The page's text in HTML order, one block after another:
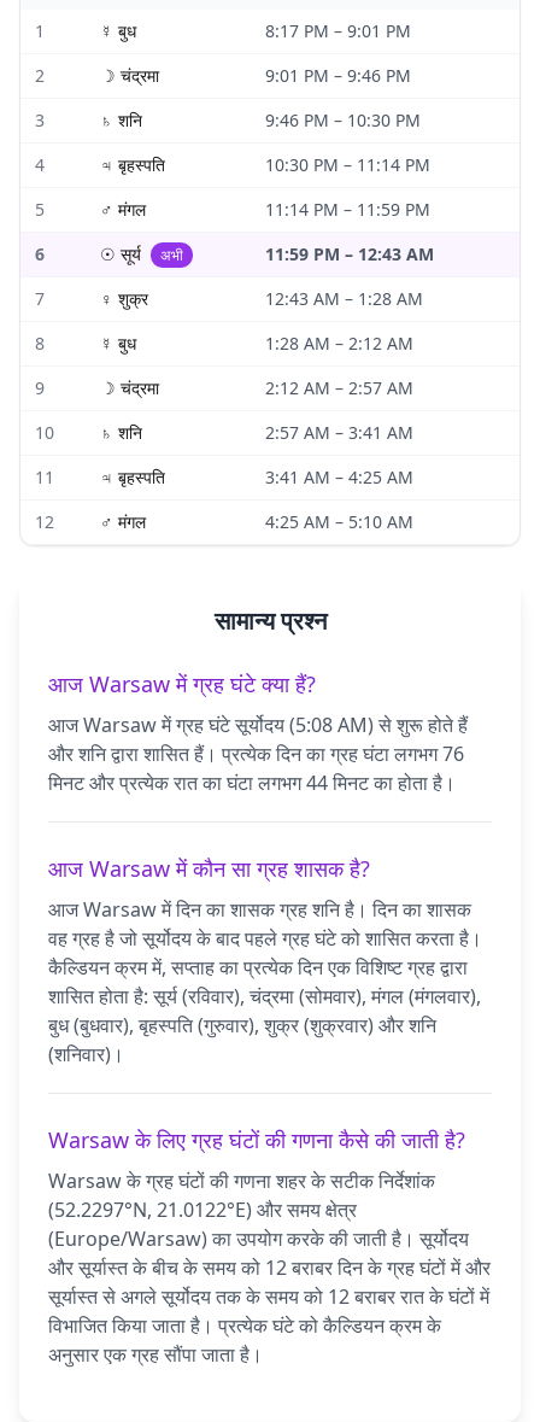
1 ☿ बुध 8:17 PM – 9:01 PM
2
☽ चंद्रमा 9:01 PM – 9:46 PM
3
♄ शनि 9:46 PM – 10:30 PM
4
♃ बृहस्पति 10:30 PM – 11:14 PM
5
♂ मंगल 11:14 PM – 11:59 PM
6
☉ सूर्य अभी 11:59 PM – 12:43 AM
7
♀ शुक्र 12:43 AM – 1:28 AM
8
☿ बुध 1:28 AM – 2:12 AM
9
☽ चंद्रमा 2:12 AM – 2:57 AM
10
♄ शनि 2:57 AM – 3:41 AM
11
♃ बृहस्पति 3:41 AM – 4:25 AM
12
♂ मंगल 4:25 AM – 5:10 AM
सामान्य प्रश्न
आज Warsaw में ग्रह घंटे क्या हैं?
आज Warsaw में ग्रह घंटे सूर्योदय (5:08 AM) से शुरू होते हैं
और शनि द्वारा शासित हैं। प्रत्येक दिन का ग्रह घंटा लगभग 76
मिनट और प्रत्येक रात का घंटा लगभग 44 मिनट का होता है।
आज Warsaw में कौन सा ग्रह शासक है?
आज Warsaw में दिन का शासक ग्रह शनि है। दिन का शासक
वह ग्रह है जो सूर्योदय के बाद पहले ग्रह घंटे को शासित करता है।
कैल्डियन क्रम में, सप्ताह का प्रत्येक दिन एक विशिष्ट ग्रह द्वारा
शासित होता है: सूर्य (रविवार), चंद्रमा (सोमवार), मंगल (मंगलवार),
बुध (बुधवार), बृहस्पति (गुरुवार), शुक्र (शुक्रवार) और शनि
(शनिवार)।
Warsaw के लिए ग्रह घंटों की गणना कैसे की जाती है?
Warsaw के ग्रह घंटों की गणना शहर के सटीक निर्देशांक
(52.2297°N, 21.0122°E) और समय क्षेत्र
(Europe/Warsaw) का उपयोग करके की जाती है। सूर्योदय
और सूर्यास्त के बीच के समय को 12 बराबर दिन के ग्रह घंटों में और
सूर्यास्त से अगले सूर्योदय तक के समय को 12 बराबर रात के घंटों में
विभाजित किया जाता है। प्रत्येक घंटे को कैल्डियन क्रम के
अनुसार एक ग्रह सौंपा जाता है।